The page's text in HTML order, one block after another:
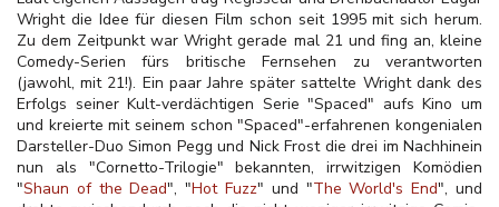
Wright die Idee für diesen Film schon seit 1995 mit sich herum.
Zu dem Zeitpunkt war Wright gerade mal 21 und fing an, kleine
Comedy-Serien fürs britische Fernsehen zu verantworten
(jawohl, mit 21!). Ein paar Jahre später sattelte Wright dank des
Erfolgs seiner Kult-verdächtigen Serie "Spaced" aufs Kino um
und kreierte mit seinem schon "Spaced"-erfahrenen kongenialen
Darsteller-Duo Simon Pegg und Nick Frost die drei im Nachhinein
nun als "Cornetto-Trilogie" bekannten, irrwitzigen Komödien
"Shaun of the Dead", "Hot Fuzz" und "The World's End", und